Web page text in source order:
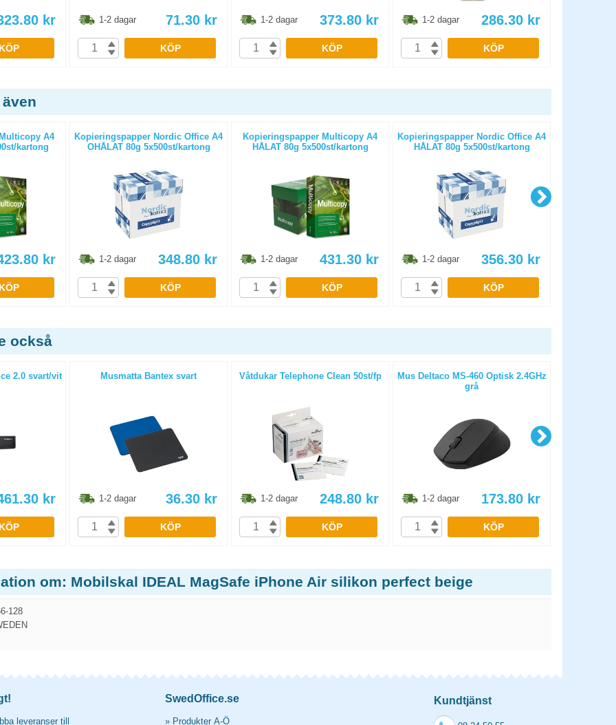
kr
KÖP
1-2 dagar 71.30 kr
KÖP
1-2 dagar 373.80 kr
KÖP
1-2 dagar 286.30 kr
KÖP
A4
kartong
kr
KÖP
Kopieringspapper Nordic Office A4
OHÅLAT 80g 5x500st/kartong
1-2 dagar 348.80 kr
KÖP
Kopieringspapper Multicopy A4
HÅLAT 80g 5x500st/kartong
1-2 dagar 431.30 kr
KÖP
Kopieringspapper Nordic Office A4
HÅLAT 80g 5x500st/kartong
1-2 dagar 356.30 kr
KÖP
också
2.0 svart/vit
kr
KÖP
Musmatta Bantex svart
1-2 dagar 36.30 kr
KÖP
Våtdukar Telephone Clean 50st/fp
1-2 dagar 248.80 kr
KÖP
Mus Deltaco MS-460 Optisk 2.4GHz
grå
1-2 dagar 173.80 kr
KÖP
om: Mobilskal IDEAL MagSafe iPhone Air silikon perfect beige
128
leveranser till
SwedOffice.se
» Produkter A-Ö
Kundtjänst